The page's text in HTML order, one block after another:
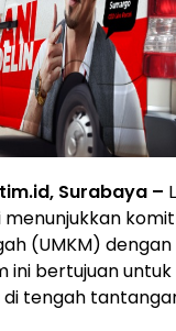
Surabaya –
(UMKM)
ini bertujuan
tengah